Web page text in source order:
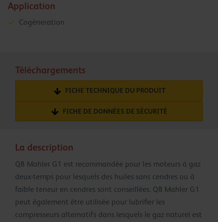
Application
Cogéneration
Téléchargements
FICHE TECHNIQUE DU PRODUIT
FICHE DE DONNÉES DE SÉCURITÉ
La description
Q8 Mahler G1 est recommandée pour les moteurs à gaz
deux-temps pour lesquels des huiles sans cendres ou à
faible teneur en cendres sont conseillées. Q8 Mahler G1
peut également être utilisée pour lubrifier les
compresseurs alternatifs dans lesquels le gaz naturel est